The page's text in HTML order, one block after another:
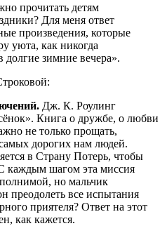
прочитать детям
Для меня ответ
произведения, которые
уюта, как никогда
зимние вечера».
Дж. К. Роулинг
Книга о дружбе, о любви
не только прощать,
дорогих нам людей.
в Страну Потерь, чтобы
каждым шагом эта миссия
но мальчик
преодолеть все испытания
приятеля? Ответ на этот
как кажется.